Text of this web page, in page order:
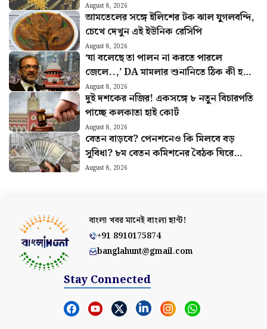
August 8, 2026
আমতেলের সঙ্গে ইলিশের টক ঝাল যুগলবন্দি,
চেখে দেখুন এই ইউনিক রেসিপি
August 8, 2026
‘যা বলেছে তা পালন না করতে পারলে
জেলে..,’ DA মামলার শুনানিতে ঠিক কী হল?
জানালেন আইনজীবী বিকাশ রঞ্জন
August 8, 2026
দুই দশকের নজির! একসঙ্গে ৮ নতুন বিচারপতি
পাচ্ছে কলকাতা হাই কোর্ট
August 8, 2026
বেতন বাড়বে? পেনশনেও কি মিলবে বড়
সুবিধা? ৮ম বেতন কমিশনের বৈঠক ঘিরে
বাড়ছে আশা
August 8, 2026
বাংলা খবর মানেইবাংলা হান্ট!
+91 8910175874
banglahunt@gmail.com
Stay Connected